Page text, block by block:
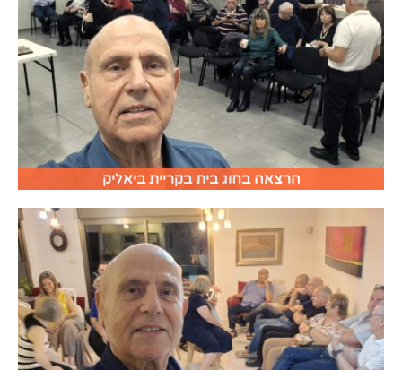
הרצאה בחוג בית בקריית ביאליק